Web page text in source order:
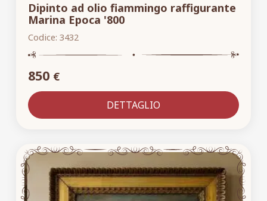
Dipinto ad olio fiammingo raffigurante
Marina Epoca '800
Codice: 3432
850 €
DETTAGLIO